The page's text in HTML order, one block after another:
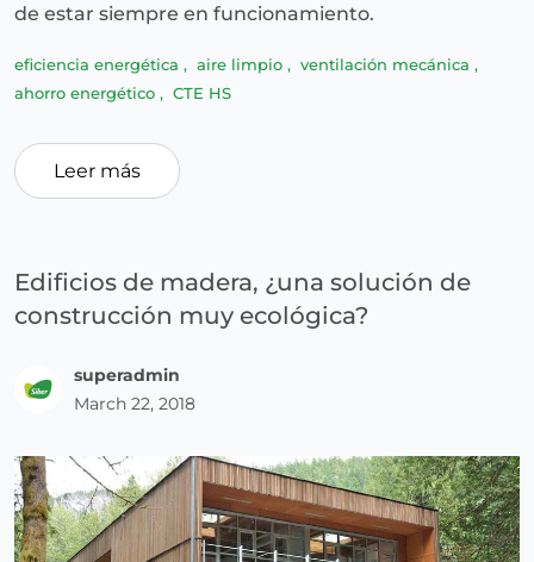
de estar siempre en funcionamiento.
eficiencia energética , aire limpio , ventilación mecánica ,
ahorro energético , CTE HS
Leer más
Edificios de madera, ¿una solución de
construcción muy ecológica?
superadmin
March 22, 2018